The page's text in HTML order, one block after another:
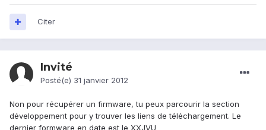
Citer
Invité
Posté(e) 31 janvier 2012
Non pour récupérer un firmware, tu peux parcourir la section
développement pour y trouver les liens de téléchargement. Le
dernier formware en date est le XXJVU